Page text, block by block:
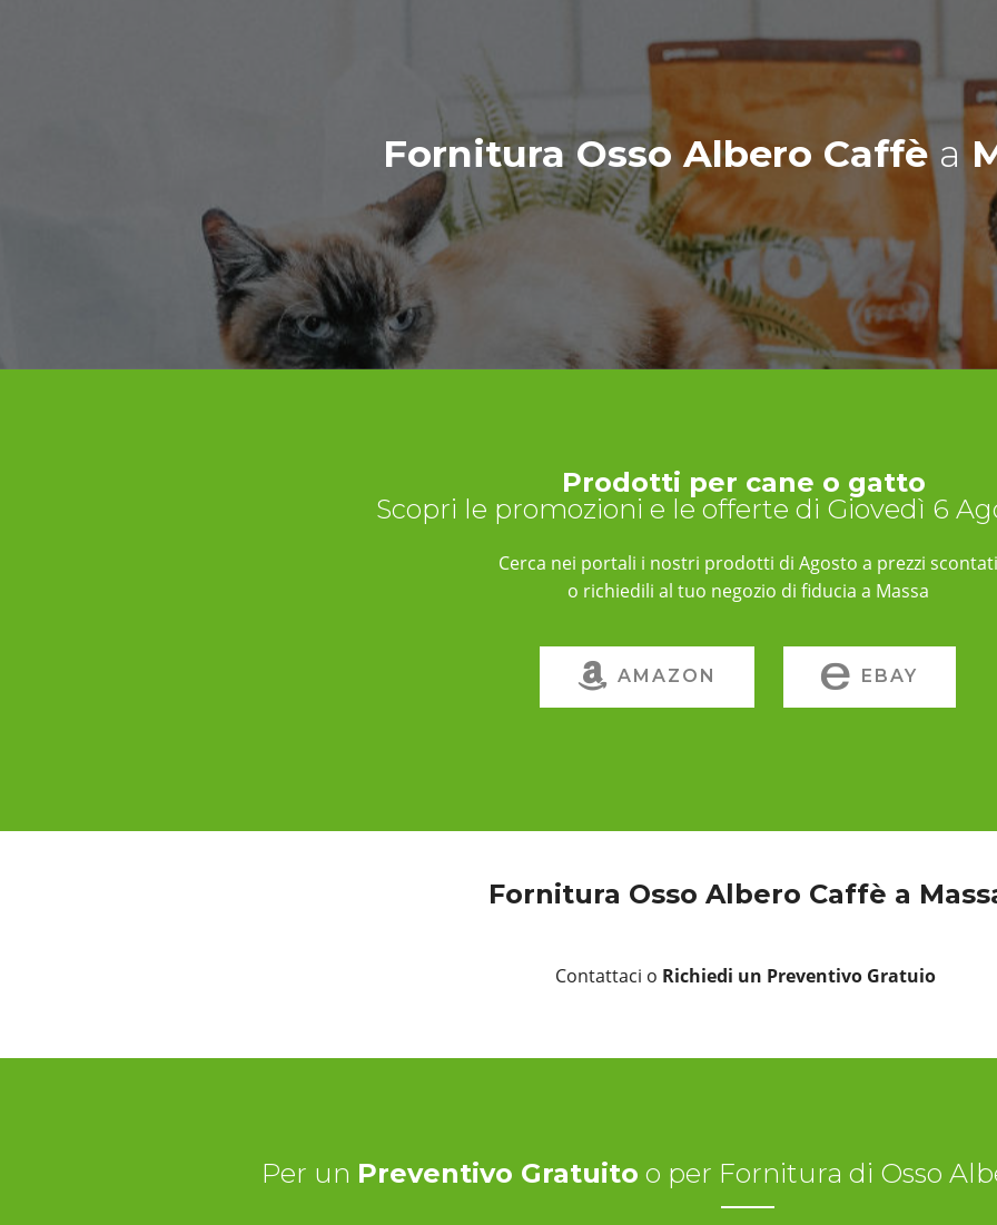
Fornitura Osso Albero Caffèa
Prodotti per cane o gatto
Scopri le promozioni e le offerte di Giovedì 6
Cerca nei portali i nostri prodotti di Agosto a prezzi scontati
o richiedili al tuo negozio di fiducia a Massa
AMAZON EBAY
Fornitura Osso Albero Caffè a
Contattaci o Richiedi un Preventivo Gratuio
Per un Preventivo Gratuito o per Fornitura di Osso